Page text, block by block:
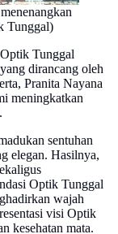
Tunggal)
Tunggal
dirancang oleh
Pranita Nayana
meningkatkan
sentuhan
elegan. Hasilnya,
Optik Tunggal
wajah
visi Optik
kesehatan mata.